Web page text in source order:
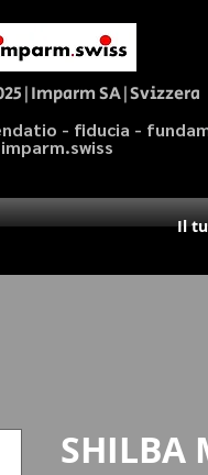
SA|Svizzera
- fiducia -
imparm.swiss
Il
SHILBA